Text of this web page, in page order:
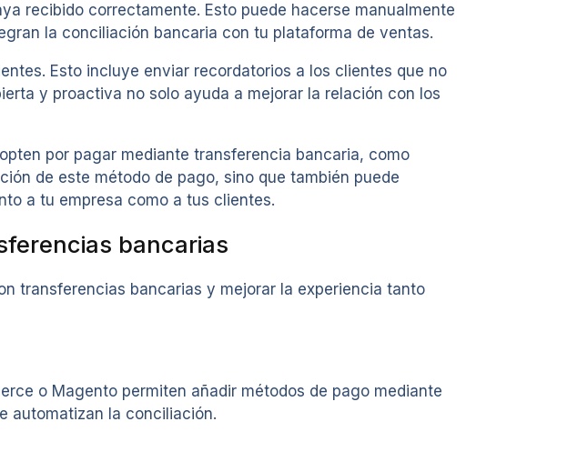
recibido correctamente. Esto puede hacerse manualmente
la conciliación bancaria con tu plataforma de ventas.
Esto incluye enviar recordatorios a los clientes que no
y proactiva no solo ayuda a mejorar la relación con los
por pagar mediante transferencia bancaria, como
de este método de pago, sino que también puede
a tu empresa como a tus clientes.
bancarias
transferencias bancarias y mejorar la experiencia tanto
o Magento permiten añadir métodos de pago mediante
automatizan la conciliación.